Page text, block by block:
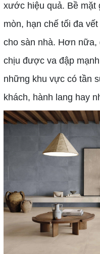
xước hiệu quả. Bề mặt
mòn, hạn chế tối đa
cho sàn nhà. Hơn nữa,
chịu được va đập
những khu vực có tần
khách, hành lang hay